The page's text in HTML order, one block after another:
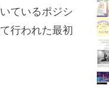
ているポジシ
行われた最初